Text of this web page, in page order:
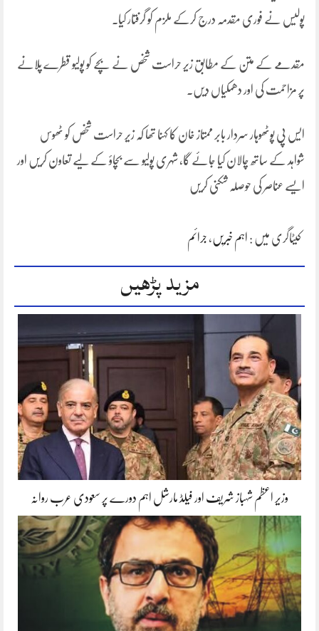
پولیس نے فوری مقدمہ درج کرکے ملزم کو گرفتار کیا۔
مقدمے کے متن کے مطابق زیر حراست شخص نے بچے کو پولیو قطرے پلانے
پر مزاحمت کی اور دھمکیاں دیں۔
ایس پی پوٹھوہار سردار بابر ممتاز خان کا کہنا تھا کہ زیر حراست شخص کو ٹھوس
شواہد کے ساتھ چالان کیا جائے گا، شہری پولیو سے بچاؤ کے لیے تعاون کریں اور
ایسے عناصر کی حوصلہ شکنی کریں
کیٹاگری میں : اہم خبریں ، جرائم
مزید پڑھیں
وزیر اعظم شہباز شریف اور فیلڈ مارشل اہم دورے پر سعودی عرب روانہ